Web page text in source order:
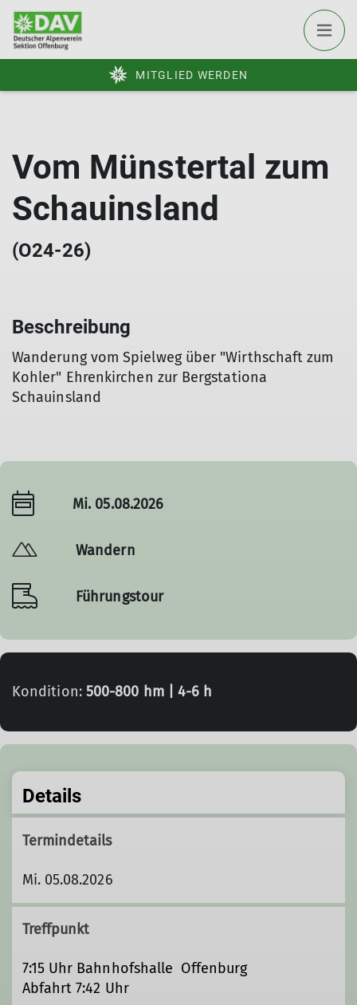
MITGLIED WERDEN
Vom Münstertal zum
Schauinsland
(O24-26)
Beschreibung
Wanderung vom Spielweg über "Wirthschaft zum
Kohler" Ehrenkirchen zur Bergstationa
Schauinsland
Mi. 05.08.2026
Wandern
Führungstour
Kondition: 500-800 hm | 4-6 h
Details
Termindetails
Mi. 05.08.2026
Treffpunkt
7:15 Uhr Bahnhofshalle Offenburg
Abfahrt 7:42 Uhr